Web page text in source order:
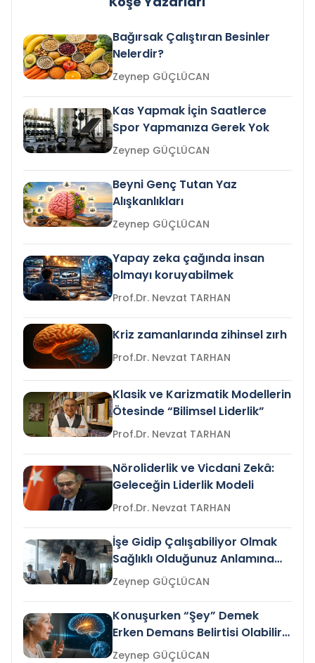
Bağırsak Çalıştıran Besinler
Nelerdir?
Zeynep GÜÇLÜCAN
Kas Yapmak İçin Saatlerce
Spor Yapmanıza Gerek Yok
Zeynep GÜÇLÜCAN
Beyni Genç Tutan Yaz
Alışkanlıkları
Zeynep GÜÇLÜCAN
Yapay zeka çağında insan
olmayı koruyabilmek
Prof.Dr. Nevzat TARHAN
Kriz zamanlarında zihinsel zırh
Prof.Dr. Nevzat TARHAN
Klasik ve Karizmatik Modellerin
Ötesinde “Bilimsel Liderlik”
Prof.Dr. Nevzat TARHAN
Nöroliderlik ve Vicdani Zekâ:
Geleceğin Liderlik Modeli
Prof.Dr. Nevzat TARHAN
İşe Gidip Çalışabiliyor Olmak
Sağlıklı Olduğunuz Anlamına
Gelir mi?Zeynep GÜÇLÜCAN
Konuşurken “Şey” Demek
Erken Demans Belirtisi Olabilir
mi?
Zeynep GÜÇLÜCAN